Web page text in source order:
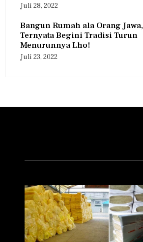
Juli 28, 2022
Bangun Rumah ala Orang Jawa,
Ternyata Begini Tradisi Turun
Menurunnya Lho!
Juli 23, 2022